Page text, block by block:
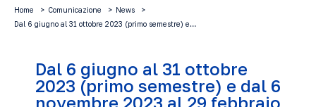
Home Comunicazione
News
Dal 6 giugno al 31 ottobre 2023 (primo semestre) e…
Dal 6 giugno al 31 ottobre
2023 (primo semestre) e dal 6
novembre 2023 al 29 febbraio